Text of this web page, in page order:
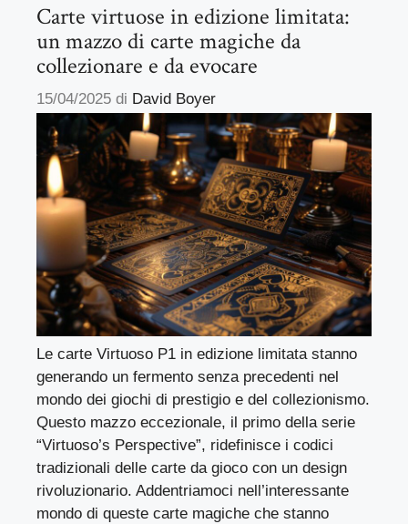
Carte virtuose in edizione limitata:
un mazzo di carte magiche da
collezionare e da evocare
15/04/2025 di David Boyer
Le carte Virtuoso P1 in edizione limitata stanno
generando un fermento senza precedenti nel
mondo dei giochi di prestigio e del collezionismo.
Questo mazzo eccezionale, il primo della serie
“Virtuoso’s Perspective”, ridefinisce i codici
tradizionali delle carte da gioco con un design
rivoluzionario. Addentriamoci nell’interessante
mondo di queste carte magiche che stanno